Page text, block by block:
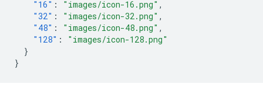
"16" : "images/icon-16.png" ,
"32" : "images/icon-32.png" ,
"48" : "images/icon-48.png" ,
"128" :
"images/icon-128.png"
}
}